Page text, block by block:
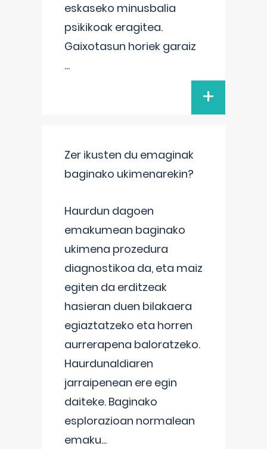
eskaseko minusbalia
psikikoak eragitea.
Gaixotasun horiek garaiz
...
+
Zer ikusten du emaginak
baginako ukimenarekin?
Haurdun dagoen
emakumean baginako
ukimena prozedura
diagnostikoa da, eta maiz
egiten da erditzeak
hasieran duen bilakaera
egiaztatzeko eta horren
aurrerapena baloratzeko.
Haurdunaldiaren
jarraipenean ere egin
daiteke. Baginako
esplorazioan normalean
emaku...